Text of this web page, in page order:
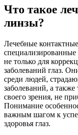
Что такое
линзы?
Лечебные
специализированные
не только для
заболеваний глаз.
среди людей,
заболеваний, а также
своего зрения, не
Понимание
важным шагом к
здоровья глаз.